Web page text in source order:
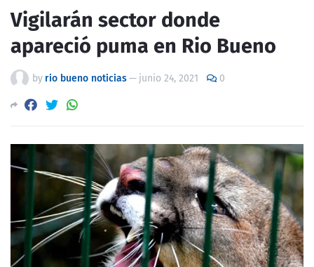
Vigilarán sector donde
apareció puma en Rio Bueno
by rio bueno noticias— junio 24, 2021 0